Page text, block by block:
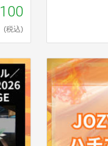
(税込)